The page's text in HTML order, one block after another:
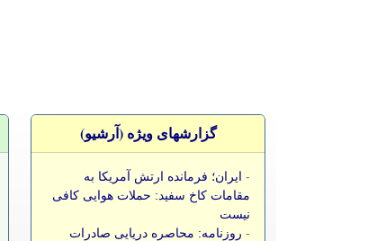
گزارشهای ویژه (آرشيو)
- ایران؛ فرمانده ارتش آمریکا به
مقامات کاخ سفید: حملات هوایی کافی
نیست
- روزنامه: محاصره دریایی صادرات